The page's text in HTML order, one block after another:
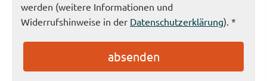
werden (weitere Informationen und
Widerrufshinweise in der Datenschutzerklärung). *
absenden